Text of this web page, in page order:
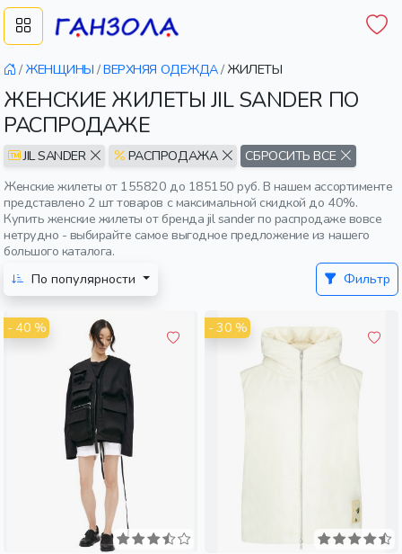
/ ЖЕНЩИНЫ /ВЕРХНЯЯ ОДЕЖДА/ ЖИЛЕТЫ
ЖЕНСКИЕ ЖИЛЕТЫ JIL SANDER ПО
РАСПРОДАЖЕ
JIL SANDER РАСПРОДАЖА
СБРОСИТЬ ВСЕ
Женские жилеты от 155820 до 185150 руб. В нашем ассортименте
представлено 2 шт товаров с максимальной скидкой до 40%.
Купить женские жилеты от бренда jil sander по распродаже вовсе
нетрудно - выбирайте самое выгодное предложение из нашего
большого каталога.
По популярности
Фильтр
- 40 % - 30 %